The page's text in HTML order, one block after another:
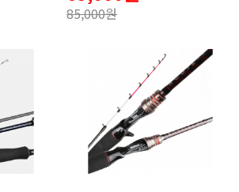
85,000원